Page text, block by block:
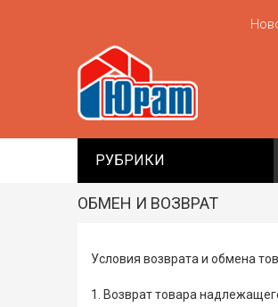
РУБРИКИ
ОБМЕН И ВОЗВРАТ
Условия возврата и обмена
1. Возврат товара